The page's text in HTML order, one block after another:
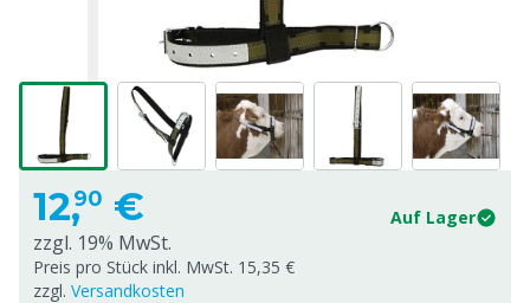
12,90 € Auf Lager
zzgl. 19% MwSt.
Preis pro Stück inkl. MwSt. 15,35 €
zzgl. Versandkosten